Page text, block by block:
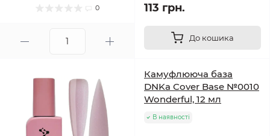
0 113 грн.
До кошика
Камуфлююча база
DNKa Cover Base №0010
Wonderful, 12 мл
В наявності